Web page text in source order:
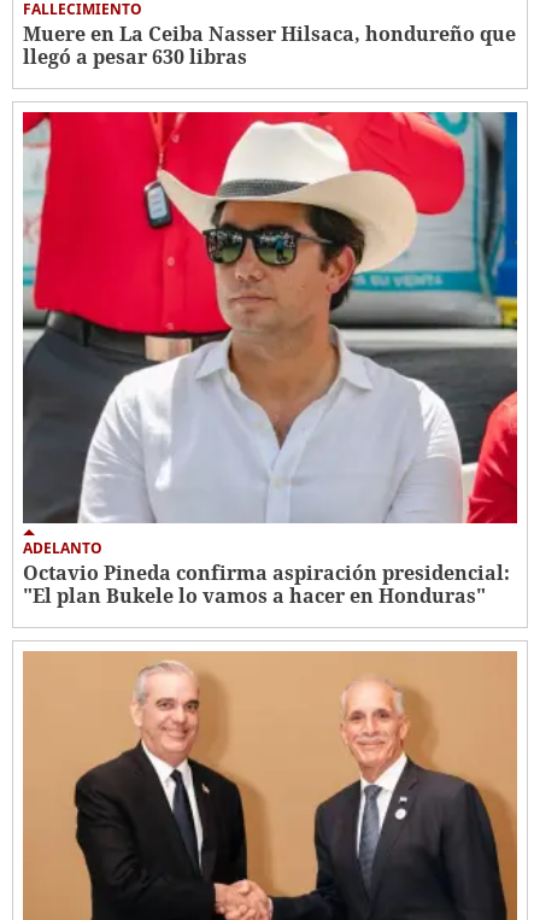
FALLECIMIENTO
Muere en La Ceiba Nasser Hilsaca, hondureño que
llegó a pesar 630 libras
ADELANTO
Octavio Pineda confirma aspiración presidencial:
"El plan Bukele lo vamos a hacer en Honduras"